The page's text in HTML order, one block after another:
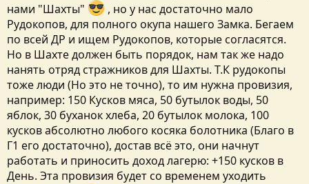
нами "Шахты"
, но у нас достаточно мало
Рудокопов, для полного окупа нашего Замка. Бегаем
по всей ДР и ищем Рудокопов, которые согласятся.
Но в Шахте должен быть порядок, нам так же надо
нанять отряд стражников для Шахты. Т.К рудокопы
тоже люди (Но это не точно), то им нужна провизия,
например: 150 Кусков мяса, 50 бутылок воды, 50
яблок, 30 буханок хлеба, 20 бутылок молока, 100
кусков абсолютно любого косяка болотника (Благо в
Г1 его достаточно), достав всё это, они начнут
работать и приносить доход лагерю: +150 кусков в
День. Эта провизия будет со временем уходить